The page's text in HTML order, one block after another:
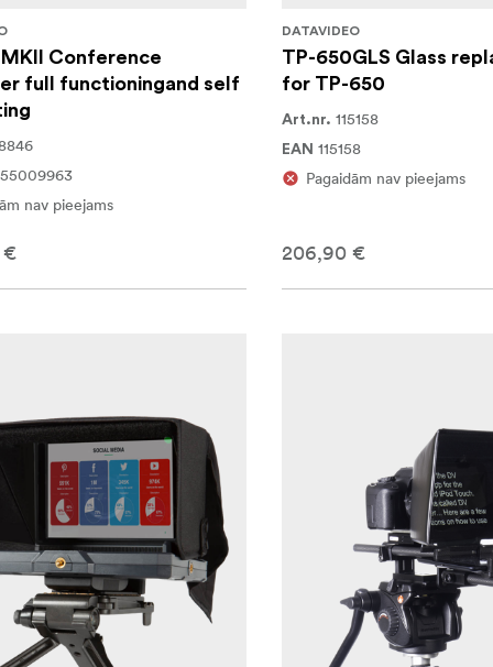
Conference
full functioningand self
nav pieejams
€
DATAVIDEO
TP-650GLS Glass
for TP-650
Art.nr. 115158
EAN 115158
Pagaidām nav pieejams
206,90 €